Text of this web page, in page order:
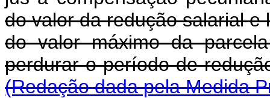
do valor da redução salarial
do valor máximo da
perdurar o período de
(Redação dada pela Medida